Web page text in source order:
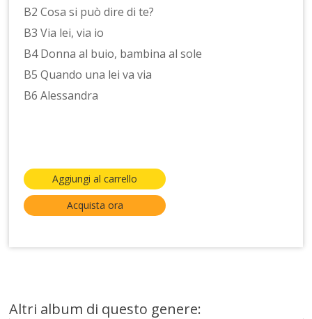
B2 Cosa si può dire di te?
B3 Via lei, via io
B4 Donna al buio, bambina al sole
B5 Quando una lei va via
B6 Alessandra
Aggiungi al carrello
Acquista ora
Altri album di questo genere: